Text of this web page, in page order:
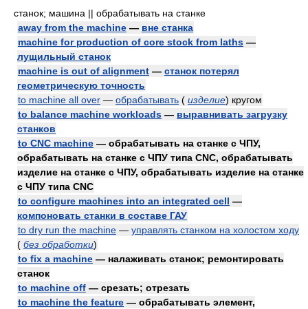
станок; машина || обрабатывать на станке
away from the machine — вне станка
machine for production of core stock from laths —
лущильный станок
machine is out of alignment — станок потерял
геометрическую точность
to machine all over — обрабатывать ( изделие) кругом
to balance machine workloads — выравнивать загрузку
станков
to CNC machine — обрабатывать на станке с ЧПУ,
обрабатывать на станке с ЧПУ типа CNC, обрабатывать
изделие на станке с ЧПУ, обрабатывать изделие на станке
с ЧПУ типа CNC
to configure machines into an integrated cell —
компоновать станки в составе ГАУ
to dry run the machine — управлять станком на холостом ходу
( без обработки)
to fix a machine — налаживать станок; ремонтировать
станок
to machine off — срезать; отрезать
to machine the feature — обрабатывать элемент,